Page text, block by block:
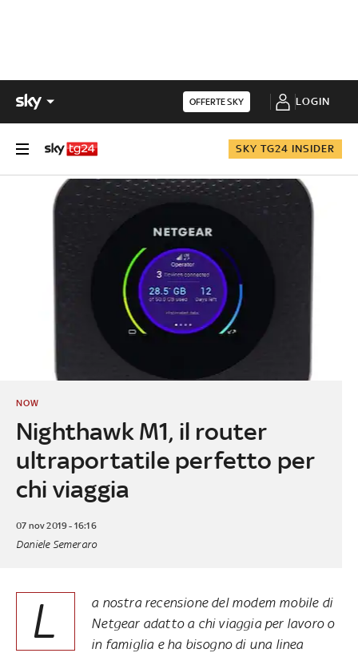
OFFERTE SKY LOGIN
SKY TG24 INSIDER
Nighthawk M1, il router
ultraportatile perfetto per
chi viaggia
NOW
07 nov 2019 - 16:16
Daniele Semeraro
L
a nostra recensione del modem mobile di
Netgear adatto a chi viaggia per lavoro o
in famiglia e ha bisogno di una linea